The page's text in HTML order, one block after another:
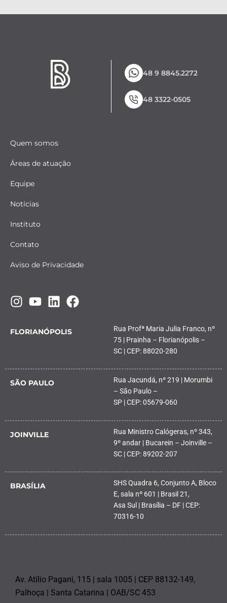
48 9 8845.2272
48 3322-0505
Quem somos
Áreas de atuação
Equipe
Notícias
Instituto
Contato
Aviso de Privacidade
FLORIANÓPOLIS
Rua Profª Maria Julia Franco, nº
75 | Prainha – Florianópolis –
SC | CEP: 88020-280
SÃO PAULO
Rua Jacundá, nº 219 | Morumbi
– São Paulo –
SP | CEP: 05679-060
JOINVILLE
Rua Ministro Calógeras, nº 343,
9º andar | Bucarein – Joinville –
SC | CEP: 89202-207
BRASÍLIA
SHS Quadra 6, Conjunto A, Bloco
E, sala nº 601 | Brasil 21,
Asa Sul | Brasília – DF | CEP:
70316-10
Av. Atílio Pagani, 115 | sala 1005 | CEP 88132-149,
Palhoça | Santa Catarina | OAB/SC 453